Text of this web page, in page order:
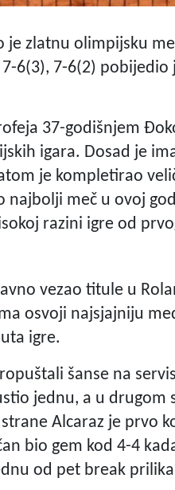
je zlatnu olimpijsku
6(3), 7-6(2) pobijedio
37-godišnjem
igara. Dosad je
je kompletirao
meč u ovoj
razini igre od
vezao titule u
osvoji najsjajniju
igre.
šanse na
jednu, a u drugom
Alcaraz je prvo
bio gem kod 4-4
od pet break